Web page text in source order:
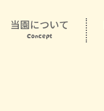
当園について
Concept